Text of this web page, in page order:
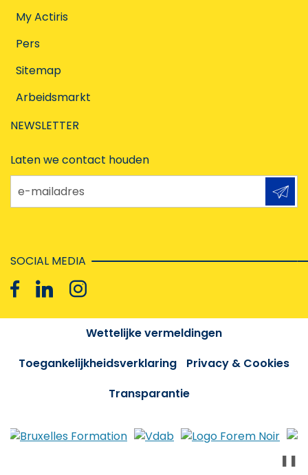
My Actiris
Pers
Sitemap
Arbeidsmarkt
NEWSLETTER
Laten we contact houden
e-mailadres
SOCIAL MEDIA
Wettelijke vermeldingen
Toegankelijkheidsverklaring
Privacy & Cookies
Transparantie
❚❚